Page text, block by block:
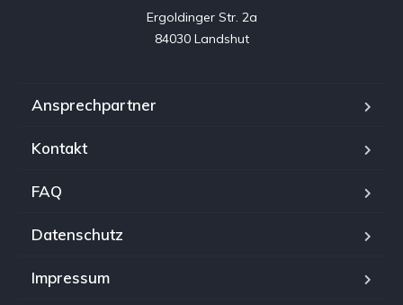
Ergoldinger Str. 2a
84030 Landshut
Ansprechpartner
Kontakt
FAQ
Datenschutz
Impressum